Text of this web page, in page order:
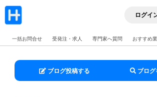
ログイ
一括お問合せ 受発注・求人 専門家へ質問 おすすめ
ブログ投稿する ブロ